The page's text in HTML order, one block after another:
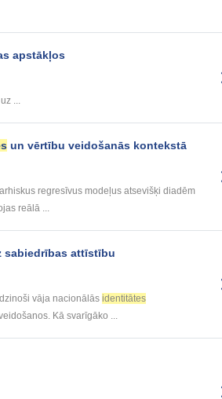
apstākļos
...
un vērtību veidošanās kontekstā
regresīvus modeļus atsevišķi diadēm
reālā ...
sabiedrības attīstību
vāja nacionālās identitātes
Kā svarīgāko ...